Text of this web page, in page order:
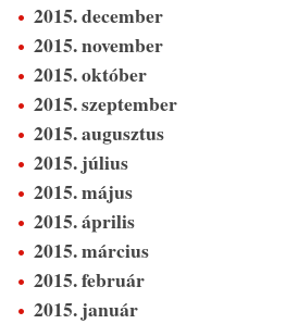
2015. december
2015. november
2015. október
2015. szeptember
2015. augusztus
2015. július
2015. május
2015. április
2015. március
2015. február
2015. január